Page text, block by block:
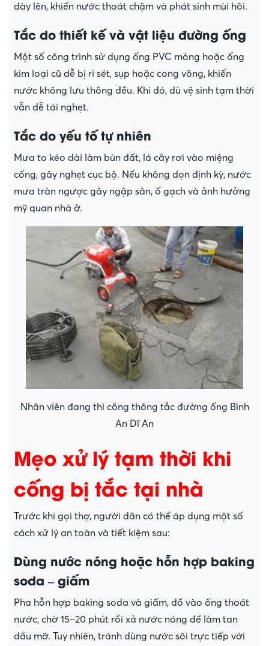
dày lên, khiến nước thoát chậm và phát sinh mùi hôi.
Tắc do thiết kế và vật liệu đường ống
Một số công trình sử dụng ống PVC mỏng hoặc ống
kim loại cũ dễ bị rỉ sét, sụp hoặc cong võng, khiến
nước không lưu thông đều. Khi đó, dù vệ sinh tạm thời
vẫn dễ tái nghẹt.
Tắc do yếu tố tự nhiên
Mưa to kéo dài làm bùn đất, lá cây rơi vào miệng
cống, gây nghẹt cục bộ. Nếu không dọn định kỳ, nước
mưa tràn ngược gây ngập sân, ố gạch và ảnh hưởng
mỹ quan nhà ở.
Nhân viên đang thi công thông tắc đường ống Bình
An Dĩ An
Mẹo xử lý tạm thời khi
cống bị tắc tại nhà
Trước khi gọi thợ, người dân có thể áp dụng một số
cách xử lý an toàn và tiết kiệm sau:
Dùng nước nóng hoặc hỗn hợp baking
soda – giấm
Pha hỗn hợp baking soda và giấm, đổ vào ống thoát
nước, chờ 15–20 phút rồi xả nước nóng để làm tan
dầu mỡ. Tuy nhiên, tránh dùng nước sôi trực tiếp với